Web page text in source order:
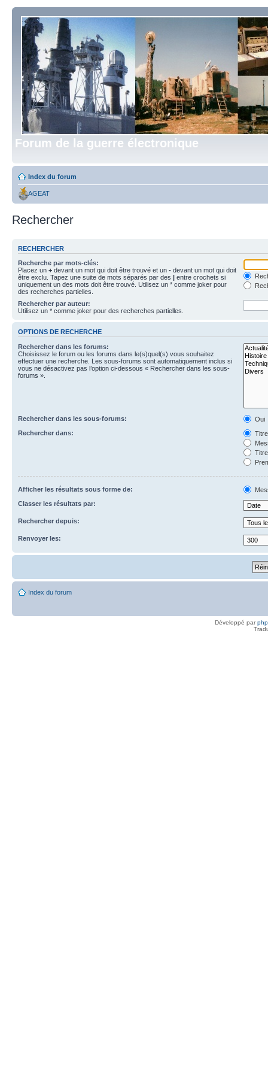
Forum de la guerre électronique
Index du forum
AGEAT
Rechercher
RECHERCHER
Recherche par mots-clés:
Placez un + devant un mot qui doit être trouvé et un - devant un mot qui doit
être exclu. Tapez une suite de mots séparés par des | entre crochets si
uniquement un des mots doit être trouvé. Utilisez un * comme joker pour
des recherches partielles.
Rechercher par auteur:
Utilisez un * comme joker pour des recherches partielles.
OPTIONS DE RECHERCHE
Rechercher dans les forums:
Choisissez le forum ou les forums dans le(s)quel(s) vous souhaitez
effectuer une recherche. Les sous-forums sont automatiquement inclus si
vous ne désactivez pas l’option ci-dessous « Rechercher dans les sous-
forums ».
Rechercher dans les sous-forums:
Oui
Rechercher dans:
Afficher les résultats sous forme de:
Classer les résultats par:
Rechercher depuis:
Renvoyer les:
Index du forum
Développé par